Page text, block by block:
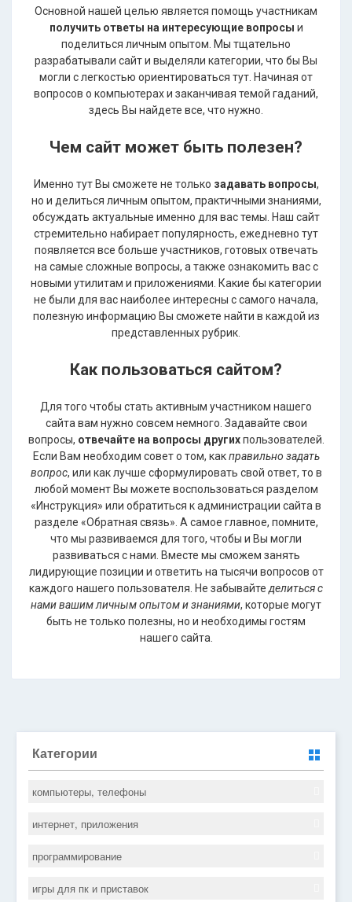
Основной нашей целью является помощь участникам
получить ответы на интересующие вопросы и
поделиться личным опытом. Мы тщательно
разрабатывали сайт и выделяли категории, что бы Вы
могли с легкостью ориентироваться тут. Начиная от
вопросов о компьютерах и заканчивая темой гаданий,
здесь Вы найдете все, что нужно.
Чем сайт может быть полезен?
Именно тут Вы сможете не только задавать вопросы,
но и делиться личным опытом, практичными знаниями,
обсуждать актуальные именно для вас темы. Наш сайт
стремительно набирает популярность, ежедневно тут
появляется все больше участников, готовых отвечать
на самые сложные вопросы, а также ознакомить вас с
новыми утилитам и приложениями. Какие бы категории
не были для вас наиболее интересны с самого начала,
полезную информацию Вы сможете найти в каждой из
представленных рубрик.
Как пользоваться сайтом?
Для того чтобы стать активным участником нашего
сайта вам нужно совсем немного. Задавайте свои
вопросы, отвечайте на вопросы другихпользователей.
Если Вам необходим совет о том, какправильно задать
вопрос, или как лучше сформулировать свой ответ, то в
любой момент Вы можете воспользоваться разделом
«Инструкция» или обратиться к администрации сайта в
разделе «Обратная связь». А самое главное, помните,
что мы развиваемся для того, чтобы и Вы могли
развиваться с нами. Вместе мы сможем занять
лидирующие позиции и ответить на тысячи вопросов от
каждого нашего пользователя. Не забывайте делиться с
нами вашим личным опытом и знаниями, которые могут
быть не только полезны, но и необходимы гостям
нашего сайта.
Категории
компьютеры, телефоны
интернет, приложения
программирование
игры для пк и приставок